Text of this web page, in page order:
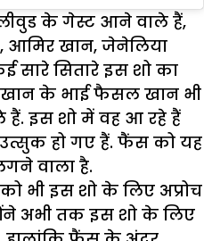
के गेस्ट आने वाले हैं,
, आमिर खान, जेनेलिया
सारे सितारे इस शो का
खान के भाई फैसल खान भी
हैं. इस शो में वह आ रहे हैं
हो गए हैं. फैंस को यह
वाला है.
भी इस शो के लिए अप्रोच
अभी तक इस शो के लिए